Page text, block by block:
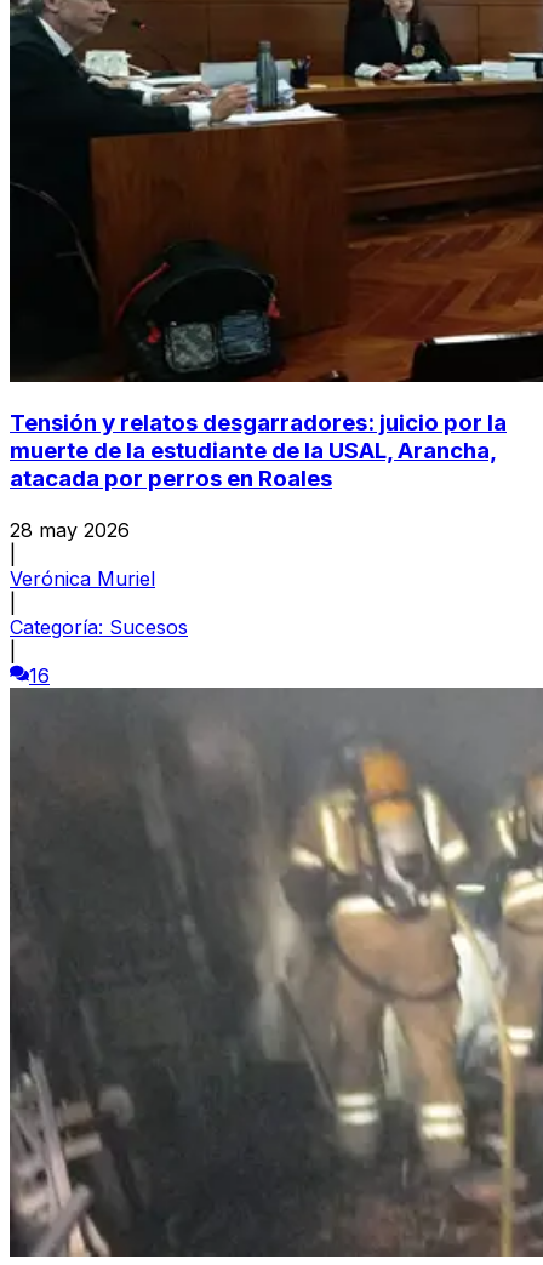
Tensión y relatos desgarradores: juicio por la
muerte de la estudiante de la USAL, Arancha,
atacada por perros en Roales
28 may 2026
Verónica Muriel
Categoría: Sucesos
16